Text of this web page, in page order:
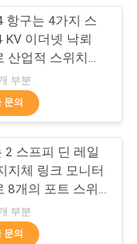
수신
34
항구는 4가지 스
KV 이더넷 낙뢰
산업적 스위치를
니다
부분
문의
2 스프피 딘 레일
지체 링크 모니터
8개의 포트 스위
리했습니다
부분
문의